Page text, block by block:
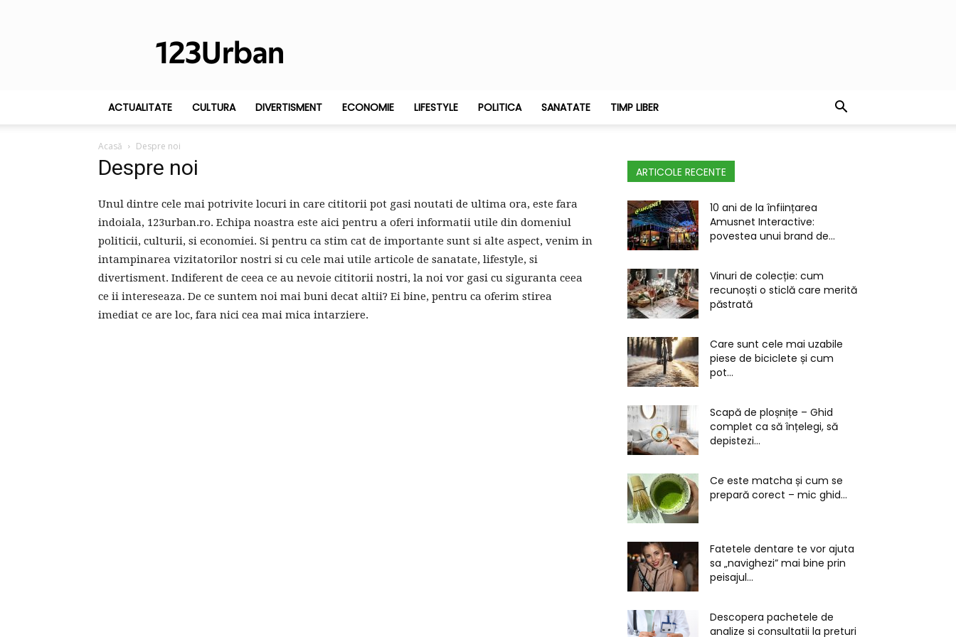
ACTUALITATE CULTURA DIVERTISMENT ECONOMIE LIFESTYLE POLITICA SANATATE TIMP LIBER
Acasă Despre noi
Despre noi
Unul dintre cele mai potrivite locuri in care cititorii pot gasi noutati de ultima ora, este fara
indoiala, 123urban.ro. Echipa noastra este aici pentru a oferi informatii utile din domeniul
politicii, culturii, si economiei. Si pentru ca stim cat de importante sunt si alte aspect, venim in
intampinarea vizitatorilor nostri si cu cele mai utile articole de sanatate, lifestyle, si
divertisment. Indiferent de ceea ce au nevoie cititorii nostri, la noi vor gasi cu siguranta ceea
ce ii intereseaza. De ce suntem noi mai buni decat altii? Ei bine, pentru ca oferim stirea
imediat ce are loc, fara nici cea mai mica intarziere.
ARTICOLE RECENTE
10 ani de la înființarea
Amusnet Interactive:
povestea unui brand de...
Vinuri de colecție: cum
recunoști o sticlă care merită
păstrată
Care sunt cele mai uzabile
piese de biciclete și cum
pot...
Scapă de ploșnițe – Ghid
complet ca să înțelegi, să
depistezi...
Ce este matcha și cum se
prepară corect – mic ghid...
Fatetele dentare te vor ajuta
sa „navighezi” mai bine prin
peisajul...
Descopera pachetele de
analize si consultatii la preturi